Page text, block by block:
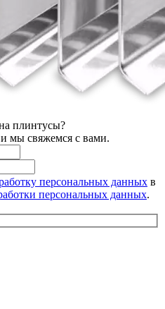
плинтусы?
мы свяжемся с вами.
персональных данных в
персональных данных.